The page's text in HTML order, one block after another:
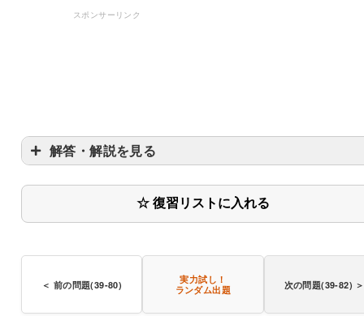
スポンサーリンク
解答・解説を見る
倍エネルギーを消費する活動
☆ 復習リストに入れる
＜ 前の問題(39-80)
実力試し！
ランダム出題
次の問題(39-82) ＞